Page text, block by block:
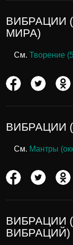
ВИБРАЦИИ
МИРА)
См. Творение
ВИБРАЦИИ
См. Мантры
ВИБРАЦИИ
ВИБРАЦИЙ)